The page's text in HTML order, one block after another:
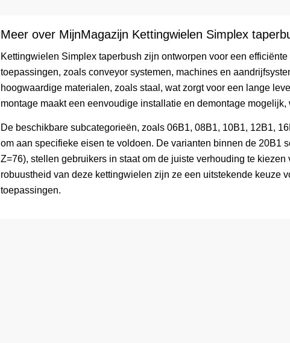
Meer over MijnMagazijn Kettingwielen Simplex
Kettingwielen Simplex taperbush zijn ontworpen voor een
toepassingen, zoals conveyor systemen, machines en
hoogwaardige materialen, zoals staal, wat zorgt voor een lange
montage maakt een eenvoudige installatie en demontage
De beschikbare subcategorieën, zoals 06B1, 08B1, 10B1, 12B1,
om aan specifieke eisen te voldoen. De varianten binnen de 20B1
Z=76), stellen gebruikers in staat om de juiste verhouding te
robuustheid van deze kettingwielen zijn ze een uitstekende keuze
toepassingen.